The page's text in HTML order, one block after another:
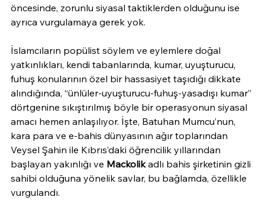
öncesinde, zorunlu siyasal taktiklerden olduğunu ise
ayrıca vurgulamaya gerek yok.
İslamcıların popülist söylem ve eylemlere doğal
yatkınlıkları, kendi tabanlarında, kumar, uyuşturucu,
fuhuş konularının özel bir hassasiyet taşıdığı dikkate
alındığında, “ünlüler-uyuşturucu-fuhuş-yasadışı kumar”
dörtgenine sıkıştırılmış böyle bir operasyonun siyasal
amacı hemen anlaşılıyor. İşte, Batuhan Mumcu’nun,
kara para ve e-bahis dünyasının ağır toplarından
Veysel Şahin ile Kıbrıs’daki öğrencilik yıllarından
başlayan yakınlığı ve Mackolik adlı bahis şirketinin gizli
sahibi olduğuna yönelik savlar, bu bağlamda, özellikle
vurgulandı.